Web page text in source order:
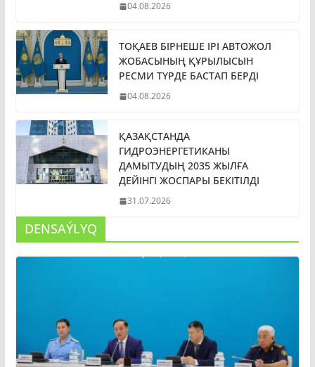
04.08.2026
ТОҚАЕВ БІРНЕШЕ ІРІ АВТОЖОЛ
ЖОБАСЫНЫҢ ҚҰРЫЛЫСЫН
РЕСМИ ТҮРДЕ БАСТАП БЕРДІ
04.08.2026
ҚАЗАҚСТАНДА
ГИДРОЭНЕРГЕТИКАНЫ
ДАМЫТУДЫҢ 2035 ЖЫЛҒА
ДЕЙІНГІ ЖОСПАРЫ БЕКІТІЛДІ
31.07.2026
DENSAÝLYQ